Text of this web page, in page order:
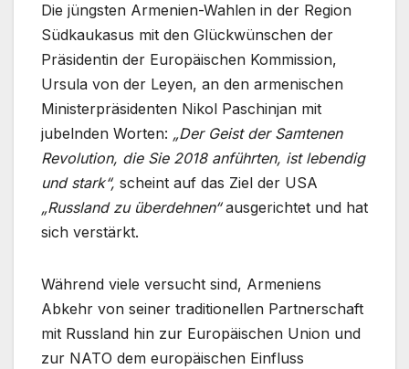
Die jüngsten Armenien-Wahlen in der Region
Südkaukasus mit den Glückwünschen der
Präsidentin der Europäischen Kommission,
Ursula von der Leyen, an den armenischen
Ministerpräsidenten Nikol Paschinjan mit
jubelnden Worten: „Der Geist der Samtenen
Revolution, die Sie 2018 anführten, ist lebendig
und stark“, scheint auf das Ziel der USA
„Russland zu überdehnen“ausgerichtet und hat
sich verstärkt.
Während viele versucht sind, Armeniens
Abkehr von seiner traditionellen Partnerschaft
mit Russland hin zur Europäischen Union und
zur NATO dem europäischen Einfluss